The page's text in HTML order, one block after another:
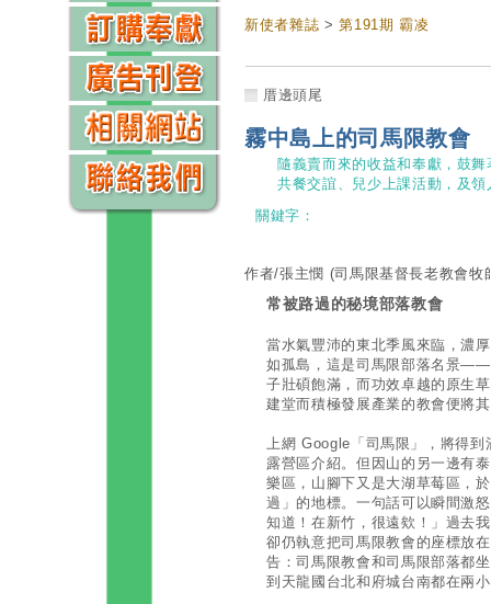
新使者雜誌 >第191期 霸凌
厝邊頭尾
霧中島上的司馬限教會
隨義賣而來的收益和奉獻，鼓
共餐交誼、兒少上課活動，及
關鍵字：
作者/張主憫 (司馬限基督長老教會牧
常被路過的秘境部落教會
當水氣豐沛的東北季風來臨，濃
如孤島，這是司馬限部落名景
子壯碩飽滿，而功效卓越的原生
建堂而積極發展產業的教會便將
上網 Google「司馬限」，將得
露營區介紹。但因山的另一邊有
樂區，山腳下又是大湖草莓區，
過」的地標。一句話可以瞬間激
知道！在新竹，很遠欸！」過去
卻仍執意把司馬限教會的座標放
告：司馬限教會和司馬限部落都
到天龍國台北和府城台南都在兩